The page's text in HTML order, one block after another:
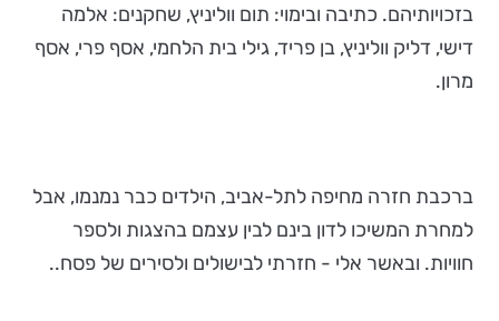
בזכויותיהם. כתיבה ובימוי: תום ווליניץ, שחקנים: אלמה
דישי, דליק ווליניץ, בן פריד, גילי בית הלחמי, אסף פרי, אסף
מרון.
ברכבת חזרה מחיפה לתל-אביב, הילדים כבר נמנמו, אבל
למחרת המשיכו לדון בינם לבין עצמם בהצגות ולספר
חוויות. ובאשר אלי - חזרתי לבישולים ולסירים של פסח..